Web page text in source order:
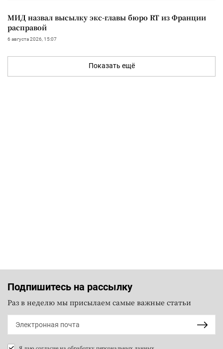
МИД назвал высылку экс-главы бюро RT из Франции
расправой
6 августа 2026, 15:07
Показать ещё
Подпишитесь на рассылку
Раз в неделю мы присылаем самые важные статьи